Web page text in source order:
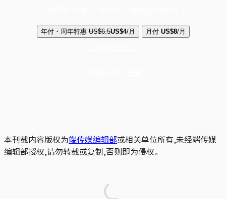
年付・周年特惠 US$6.5US$4/月 月付 US$8/月
本刊载内容版权为端传媒编辑部或相关单位所有,未经端传媒
编辑部授权,请勿转载或复制,否则即为侵权。